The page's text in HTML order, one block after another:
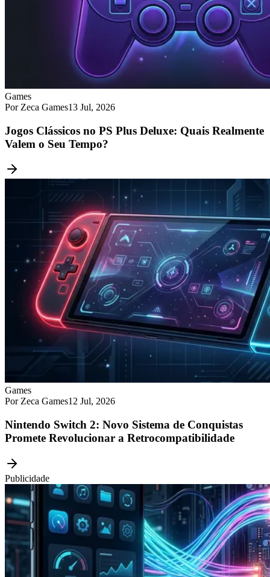
Games
Por Zeca Games13 Jul, 2026
Jogos Clássicos no PS Plus Deluxe: Quais Realmente
Valem o Seu Tempo?
Games
Por Zeca Games12 Jul, 2026
Nintendo Switch 2: Novo Sistema de Conquistas
Promete Revolucionar a Retrocompatibilidade
Publicidade